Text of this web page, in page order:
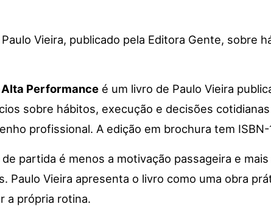
Vieira, publicado pela Editora Gente, sobre
Alta Performance é um livro de Paulo Vieira
sobre hábitos, execução e decisões
profissional. A edição em brochura tem
partida é menos a motivação passageira e
Paulo Vieira apresenta o livro como uma obra
a própria rotina.